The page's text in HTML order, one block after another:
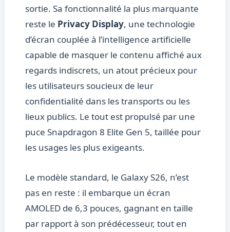
sortie. Sa fonctionnalité la plus marquante
reste le Privacy Display, une technologie
d’écran couplée à l’intelligence artificielle
capable de masquer le contenu affiché aux
regards indiscrets, un atout précieux pour
les utilisateurs soucieux de leur
confidentialité dans les transports ou les
lieux publics. Le tout est propulsé par une
puce Snapdragon 8 Elite Gen 5, taillée pour
les usages les plus exigeants.
Le modèle standard, le Galaxy S26, n’est
pas en reste : il embarque un écran
AMOLED de 6,3 pouces, gagnant en taille
par rapport à son prédécesseur, tout en